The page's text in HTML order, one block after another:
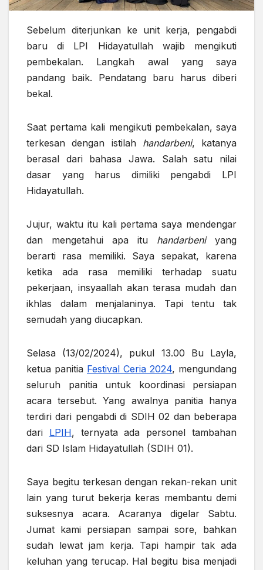
Sebelum diterjunkan ke unit kerja, pengabdi
baru di LPI Hidayatullah wajib mengikuti
pembekalan. Langkah awal yang saya
pandang baik. Pendatang baru harus diberi
bekal.
Saat pertama kali mengikuti pembekalan, saya
terkesan dengan istilah handarbeni, katanya
berasal dari bahasa Jawa. Salah satu nilai
dasar yang harus dimiliki pengabdi LPI
Hidayatullah.
Jujur, waktu itu kali pertama saya mendengar
dan mengetahui apa itu handarbeniyang
berarti rasa memiliki. Saya sepakat, karena
ketika ada rasa memiliki terhadap suatu
pekerjaan, insyaallah akan terasa mudah dan
ikhlas dalam menjalaninya. Tapi tentu tak
semudah yang diucapkan.
Selasa (13/02/2024), pukul 13.00 Bu Layla,
ketua panitia Festival Ceria 2024, mengundang
seluruh panitia untuk koordinasi persiapan
acara tersebut. Yang awalnya panitia hanya
terdiri dari pengabdi di SDIH 02 dan beberapa
dari LPIH, ternyata ada personel tambahan
dari SD Islam Hidayatullah (SDIH 01).
Saya begitu terkesan dengan rekan-rekan unit
lain yang turut bekerja keras membantu demi
suksesnya acara. Acaranya digelar Sabtu.
Jumat kami persiapan sampai sore, bahkan
sudah lewat jam kerja. Tapi hampir tak ada
keluhan yang terucap. Hal begitu bisa menjadi